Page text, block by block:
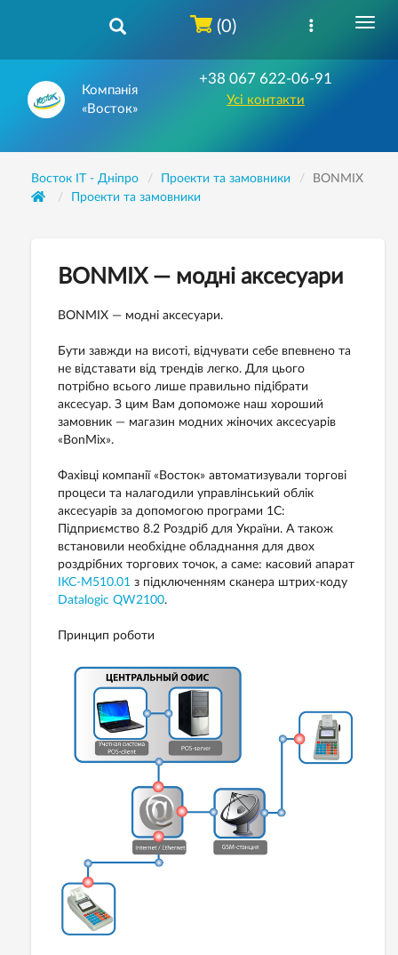
Компанія
«Восток»
+38 067 622-06-91
Усі контакти
(0)
Восток IT - Дніпро Проекти та замовники
BONMIX
Проекти та замовники
BONMIX — модні аксесуари
BONMIX — модні аксесуари.
Бути завжди на висоті, відчувати себе впевнено та
не відставати від трендів легко. Для цього
потрібно всього лише правильно підібрати
аксесуар. З цим Вам допоможе наш хороший
замовник — магазин модних жіночих аксесуарів
«BonMix».
Фахівці компанії «Восток» автоматизували торгові
процеси та налагодили управлінський облік
аксесуарів за допомогою програми 1С:
Підприємство 8.2 Роздріб для України. А також
встановили необхідне обладнання для двох
роздрібних торгових точок, а саме: касовий апарат
IKC-М510.01 з підключенням сканера штрих-коду
Datalogic QW2100.
Принцип роботи